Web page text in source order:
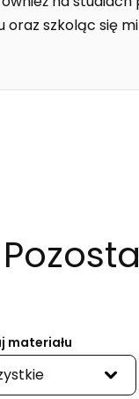
oraz szkoląc się
materiału